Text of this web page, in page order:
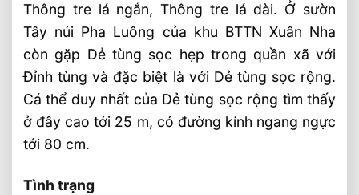
Thông tre lá ngắn, Thông tre lá dài. Ở sườn
Tây núi Pha Luông của khu BTTN Xuân Nha
còn gặp Dẻ tùng sọc hẹp trong quần xã với
Đỉnh tùng và đặc biệt là với Dẻ tùng sọc rộng.
Cá thể duy nhất của Dẻ tùng sọc rộng tìm thấy
ở đây cao tới 25 m, có đường kính ngang ngực
tới 80 cm.
Tình trạng